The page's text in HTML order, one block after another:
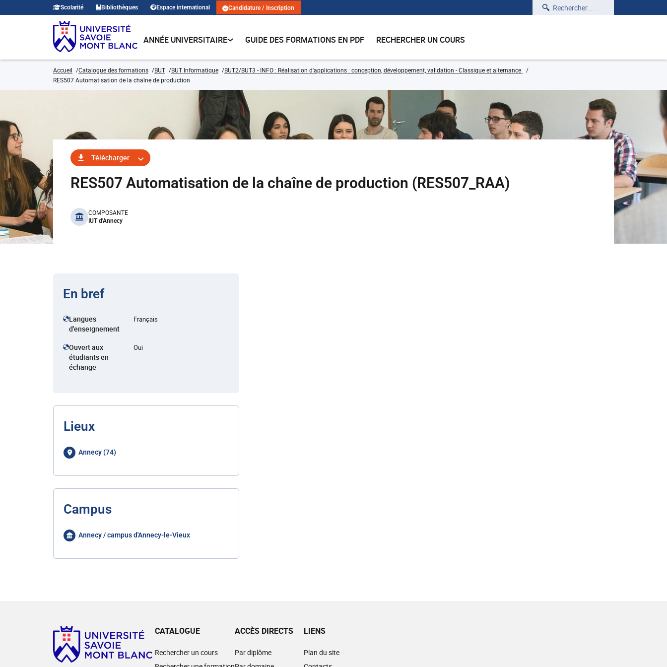
Scolarité Bibliothèques Espace international Candidature / Inscription Rechercher
ANNÉE UNIVERSITAIRE GUIDE DES FORMATIONS EN PDF RECHERCHER UN COURS
Accueil Catalogue des formations BUT BUT Informatique
BUT2/BUT3 - INFO : Réalisation d'applications : conception, développement, validation - Classique et alternance
RES507 Automatisation de la chaîne de production
Télécharger
RES507 Automatisation de la chaîne de production (RES507_RAA)
benefits
COMPOSANTE
IUT d'Annecy
En bref
Langues
d'enseignement
Français
Ouvert aux
étudiants en
échange
Oui
Lieux
Annecy (74)
Campus
Annecy / campus d'Annecy-le-Vieux
CATALOGUE
Rechercher un cours
ACCÈS DIRECTS
Par diplôme
LIENS
Plan du site